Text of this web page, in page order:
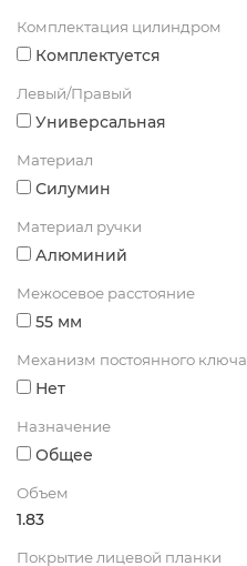
Комплектация цилиндром
Комплектуется
Левый/Правый
Универсальная
Материал
Силумин
Материал ручки
Алюминий
Межосевое расстояние
55 мм
Механизм постоянного ключа
Нет
Назначение
Общее
Объем
1.83
Покрытие лицевой планки